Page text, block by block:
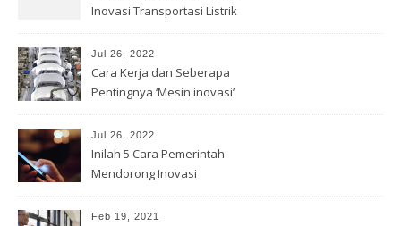
Inovasi Transportasi Listrik
Jul 26, 2022
Cara Kerja dan Seberapa
Pentingnya ‘Mesin inovasi’
Jul 26, 2022
Inilah 5 Cara Pemerintah
Mendorong Inovasi
Feb 19, 2021